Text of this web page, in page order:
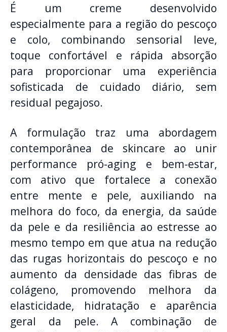
É um creme desenvolvido
especialmente para a região do pescoço
e colo, combinando sensorial leve,
toque confortável e rápida absorção
para proporcionar uma experiência
sofisticada de cuidado diário, sem
residual pegajoso.
A formulação traz uma abordagem
contemporânea de skincare ao unir
performance pró-aging e bem-estar,
com ativo que fortalece a conexão
entre mente e pele, auxiliando na
melhora do foco, da energia, da saúde
da pele e da resiliência ao estresse ao
mesmo tempo em que atua na redução
das rugas horizontais do pescoço e no
aumento da densidade das fibras de
colágeno, promovendo melhora da
elasticidade, hidratação e aparência
geral da pele. A combinação de